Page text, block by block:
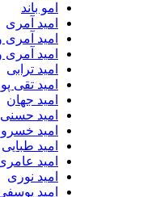
امو باند
امید آمری
امید آمری و
امید آمری و مهدی
امید ترابی
امید تقی پور
امید جهان
امید حسنی
امید خسروجردی
امید طبایی
امید عامری
امید نوری
امید یوسفی